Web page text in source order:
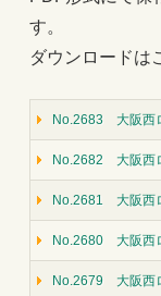
す。
ダウンロード
No.2683 大阪西
No.2682 大阪西
No.2681 大阪西
No.2680 大阪西
No.2679 大阪西